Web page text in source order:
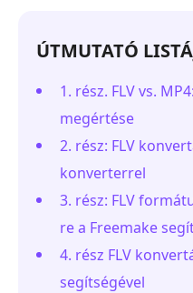
ÚTMUTATÓ
1. rész. FLV vs.
megértése
2. rész: FLV
konverterrel
3. rész: FLV
re a Freemake
4. rész FLV
segítségével